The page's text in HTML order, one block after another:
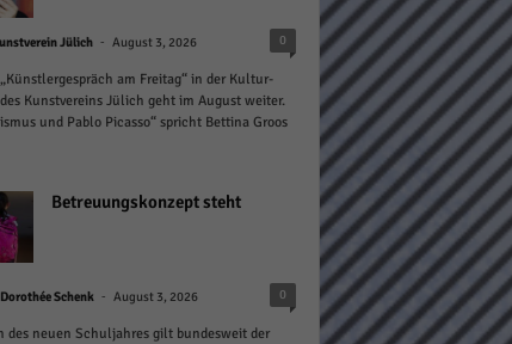
Jülich - August 3, 2026 0
am Freitag“ in der Kultur-
Kunstvereins Jülich geht im August weiter.
und Pablo Picasso“ spricht Bettina Groos
Betreuungskonzept steht
Dorothée Schenk - August 3, 2026 0
des neuen Schuljahres gilt bundesweit der
Marketing